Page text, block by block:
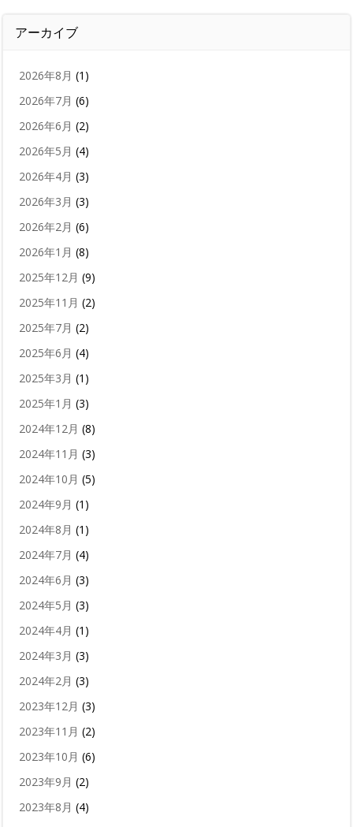
アーカイブ
2026年8月 (1)
2026年7月 (6)
2026年6月 (2)
2026年5月 (4)
2026年4月 (3)
2026年3月 (3)
2026年2月 (6)
2026年1月 (8)
2025年12月 (9)
2025年11月 (2)
2025年7月 (2)
2025年6月 (4)
2025年3月 (1)
2025年1月 (3)
2024年12月 (8)
2024年11月 (3)
2024年10月 (5)
2024年9月 (1)
2024年8月 (1)
2024年7月 (4)
2024年6月 (3)
2024年5月 (3)
2024年4月 (1)
2024年3月 (3)
2024年2月 (3)
2023年12月 (3)
2023年11月 (2)
2023年10月 (6)
2023年9月 (2)
2023年8月 (4)